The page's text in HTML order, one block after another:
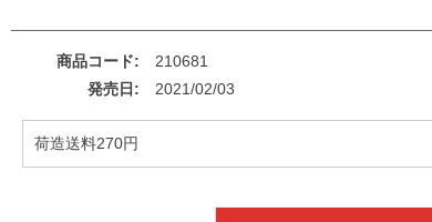
商品コード
210681
発売日
2021/02/03
荷造送料270円